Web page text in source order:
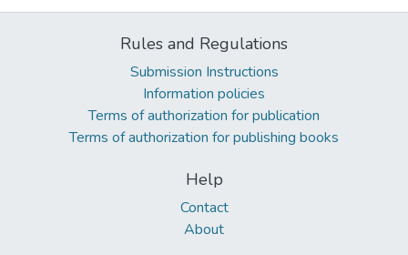
Rules and Regulations
Submission Instructions
Information policies
Terms of authorization for publication
Terms of authorization for publishing books
Help
Contact
About